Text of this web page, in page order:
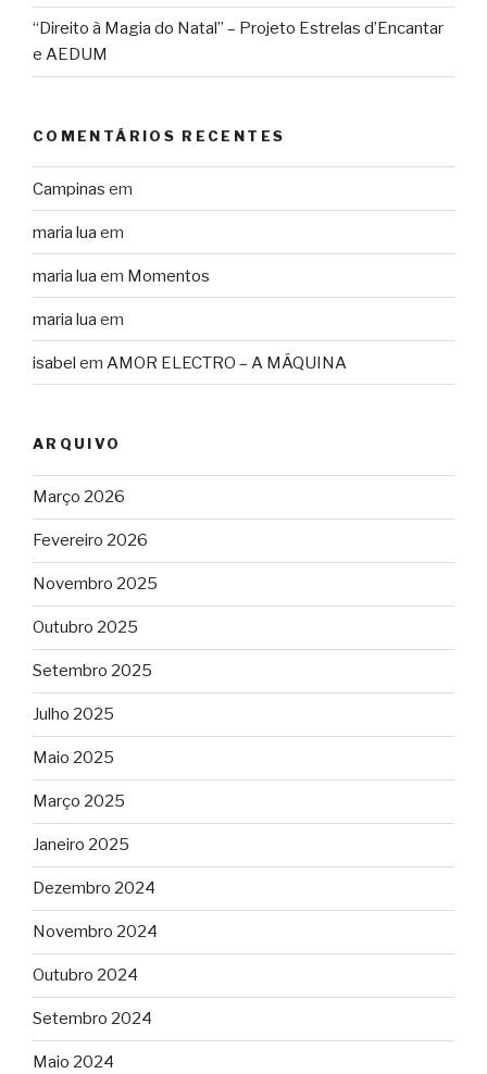
“Direito à Magia do Natal” – Projeto Estrelas d’Encantar
e AEDUM
COMENTÁRIOS RECENTES
Campinas em
maria lua em
maria lua em Momentos
maria lua em
isabel em AMOR ELECTRO – A MÁQUINA
ARQUIVO
Março 2026
Fevereiro 2026
Novembro 2025
Outubro 2025
Setembro 2025
Julho 2025
Maio 2025
Março 2025
Janeiro 2025
Dezembro 2024
Novembro 2024
Outubro 2024
Setembro 2024
Maio 2024